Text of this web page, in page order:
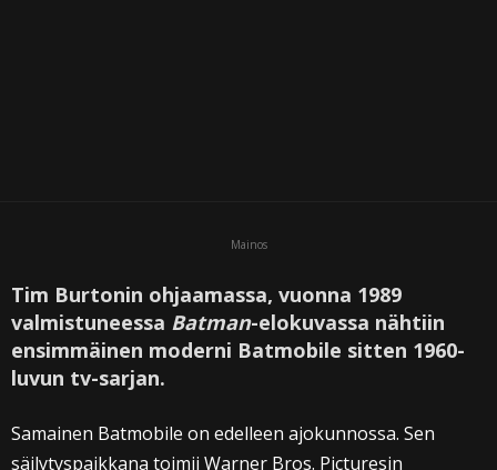
Mainos
Tim Burtonin ohjaamassa, vuonna 1989
valmistuneessa Batman-elokuvassa nähtiin
ensimmäinen moderni Batmobile sitten 1960-
luvun tv-sarjan.
Samainen Batmobile on edelleen ajokunnossa. Sen
säilytyspaikkana toimii Warner Bros. Picturesin